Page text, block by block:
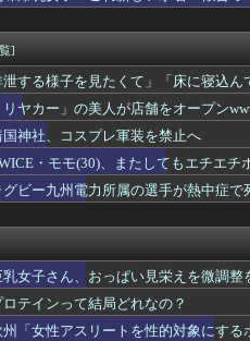
、意外と少ない
だ…もう1回する？」ワイ「あ、いい
あまりにも薄過ぎるｗｗｗｗｗ
ん、アンチから理不尽な要求をされ
のちょっと墨入ってるけど、気にし
400万円のワイ、転職するか迷う
、パンティーを履いた靴とか馬鹿に
喧嘩上等な胸ｗｗｗｗｗｗｗｗｗｗ
大のやらかし展開」って結局なんだ
可愛すぎると話題にｗｗｗｗｗｗｗ
ルよすぎて一般男性が隣に並ぶとチ
タクを模写した」ﾊﾟｼｬｯｗｗｗｗｗｗ
中 コメント「寝たほうが良い」堀
占拠してずっと歩いてる男の正体ｗ
材AV女優の田野憂さんに向けられた
]
泄する様子を見たくて」「床に寝込
リヤカー」の美人が店舗をオープン
国神社、コスプレ軍装を禁止へ
・モモ(30)、またしてもエチエチ
グビー九州電力所属の選手が熱中症
乳女子さん、おっぱい見栄えを微調
テインって結局どれなの？
州「女性アスリートを性的対象にする